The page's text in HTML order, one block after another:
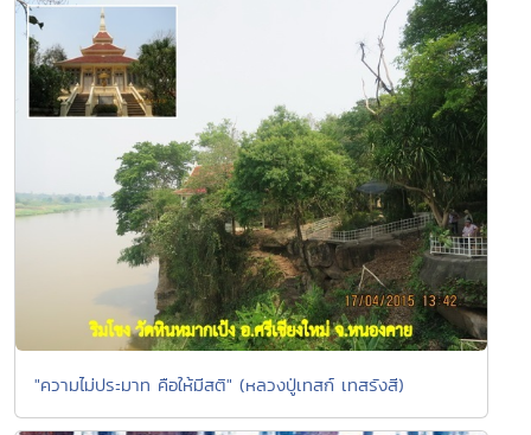
"ความไม่ประมาท คือให้มีสติ" (หลวงปู่เทสก์ เทสรังสี)